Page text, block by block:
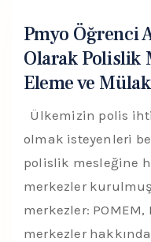
Pmyo Öğrenci
Olarak Polislik
Eleme ve
Ülkemizin polis
olmak isteyenleri
polislik mesleğine
merkezler
merkezler: POMEM,
merkezler